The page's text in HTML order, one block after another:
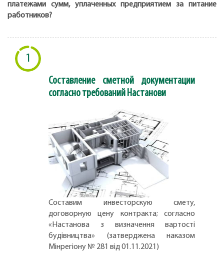
платежами сумм, уплаченных предприятием за питание
работников?
1
Составление сметной документации
согласно требований Настанови
Составим инвесторскую смету,
договорную цену контракта; согласно
«Настанова з визначення вартості
будівництва» (затверджена наказом
Мінрегіону № 281 від 01.11.2021)